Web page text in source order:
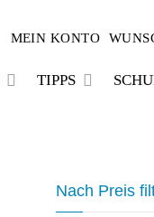
MEIN KONTO
TIPPS
Nach Preis